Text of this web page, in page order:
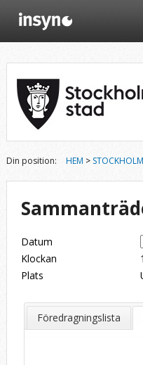
Din position: HEM >
Datum
Klockan
Plats
Föredragningslista